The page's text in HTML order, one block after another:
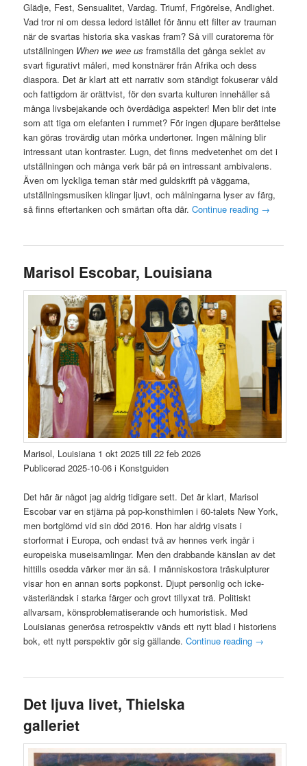
Glädje, Fest, Sensualitet, Vardag. Triumf, Frigörelse, Andlighet.
Vad tror ni om dessa ledord istället för ännu ett filter av trauman
när de svartas historia ska vaskas fram? Så vill curatorerna för
utställningen When we wee us framställa det gånga seklet av
svart figurativt måleri, med konstnärer från Afrika och dess
diaspora. Det är klart att ett narrativ som ständigt fokuserar våld
och fattigdom är orättvist, för den svarta kulturen innehåller så
många livsbejakande och överdådiga aspekter! Men blir det inte
som att tiga om elefanten i rummet? För ingen djupare berättelse
kan göras trovärdig utan mörka undertoner. Ingen målning blir
intressant utan kontraster. Lugn, det finns medvetenhet om det i
utställningen och många verk bär på en intressant ambivalens.
Även om lyckliga teman står med guldskrift på väggarna,
utställningsmusiken klingar ljuvt, och målningarna lyser av färg,
så finns eftertanken och smärtan ofta där.Continue reading →
Marisol Escobar, Louisiana
Marisol, Louisiana 1 okt 2025 till 22 feb 2026
Publicerad 2025-10-06 i Konstguiden
Det här är något jag aldrig tidigare sett. Det är klart, Marisol
Escobar var en stjärna på pop-konsthimlen i 60-talets New York,
men bortglömd vid sin död 2016. Hon har aldrig visats i
storformat i Europa, och endast två av hennes verk ingår i
europeiska museisamlingar. Men den drabbande känslan av det
hittills osedda värker mer än så. I människostora träskulpturer
visar hon en annan sorts popkonst. Djupt personlig och icke-
västerländsk i starka färger och grovt tillyxat trä. Politiskt
allvarsam, könsproblematiserande och humoristisk. Med
Louisianas generösa retrospektiv vänds ett nytt blad i historiens
bok, ett nytt perspektiv gör sig gällande.Continue reading →
Det ljuva livet, Thielska
galleriet